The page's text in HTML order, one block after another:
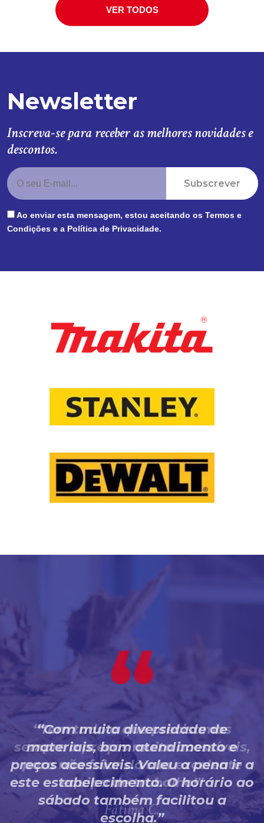
VER TODOS
Newsletter
Inscreva-se para receber as melhores novidades e
descontos.
Subscrever
Ao enviar esta mensagem, estou aceitando os Termos e
Condições e a Política de Privacidade.
Com muita diversidade de
materiais, bom atendimento e
preços acessíveis. Valeu a pena ir a
este estabelecimento. O horário ao
sábado também facilitou a
escolha.